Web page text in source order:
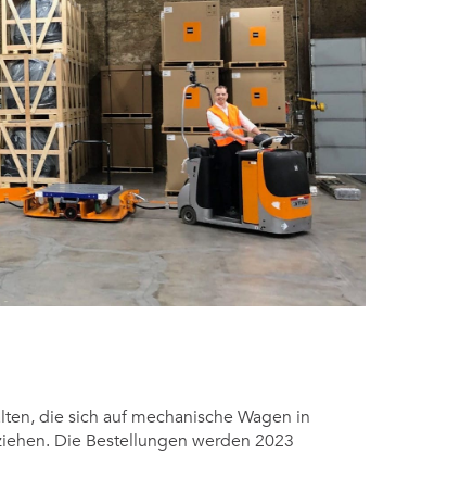
Anders
Fogelberg
zum CEO
von
FlexQube
ernannt
die sich auf mechanische Wagen in
Die Bestellungen werden 2023